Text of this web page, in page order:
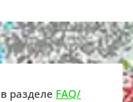
разделе FAQ/